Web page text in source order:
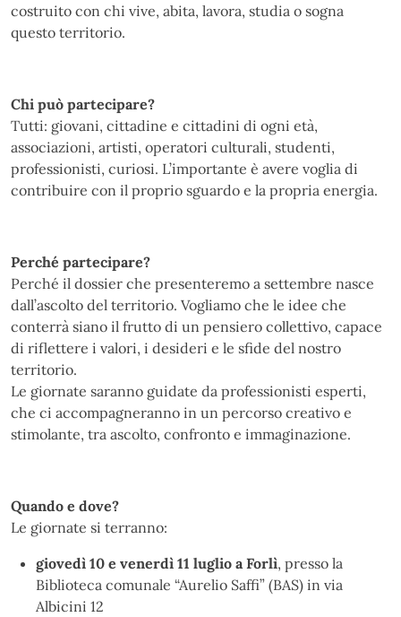
costruito con chi vive, abita, lavora, studia o sogna
questo territorio.
Chi può partecipare?
Tutti: giovani, cittadine e cittadini di ogni età,
associazioni, artisti, operatori culturali, studenti,
professionisti, curiosi. L’importante è avere voglia di
contribuire con il proprio sguardo e la propria energia.
Perché partecipare?
Perché il dossier che presenteremo a settembre nasce
dall’ascolto del territorio. Vogliamo che le idee che
conterrà siano il frutto di un pensiero collettivo, capace
di riflettere i valori, i desideri e le sfide del nostro
territorio.
Le giornate saranno guidate da professionisti esperti,
che ci accompagneranno in un percorso creativo e
stimolante, tra ascolto, confronto e immaginazione.
Quando e dove?
Le giornate si terranno:
giovedì 10 e venerdì 11 luglio a Forlì, presso la
Biblioteca comunale “Aurelio Saffi” (BAS) in via
Albicini 12